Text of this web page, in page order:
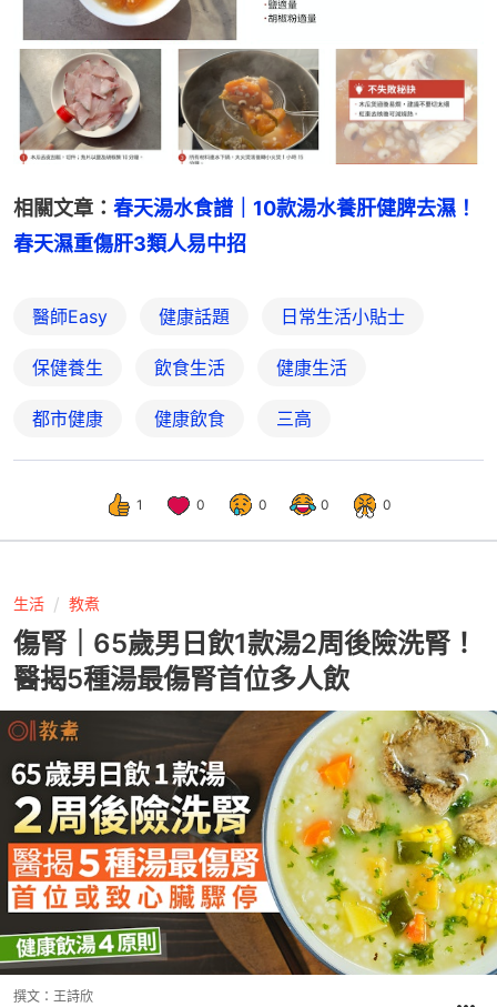
相關文章： 春天湯水食譜｜10款湯水養肝健脾去濕！
春天濕重傷肝3類人易中招
醫師Easy 健康話題 日常生活小貼士
保健養生 飲食生活 健康生活
都市健康 健康飲食 三高
1 0 0 0 0
生活 教煮
傷腎｜65歲男日飲1款湯2周後險洗腎！
醫揭5種湯最傷腎首位多人飲
撰文： 王詩欣